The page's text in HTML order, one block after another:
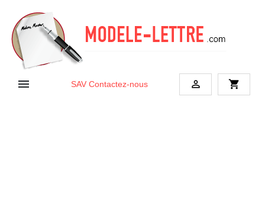
 SAV Contactez-nous  shopping_cart